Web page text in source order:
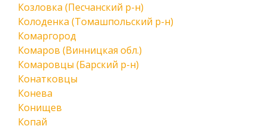
Козловка (Песчанский р-н)
Колоденка (Томашпольский р-н)
Комаргород
Комаров (Винницкая обл.)
Комаровцы (Барский р-н)
Конатковцы
Конева
Конищев
Копай